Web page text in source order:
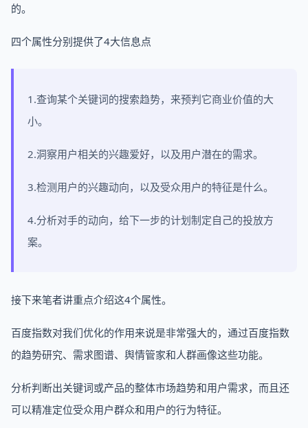
的。
四个属性分别提供了4大信息点
1.查询某个关键词的搜索趋势，来预判它商业价值的大
小。
2.洞察用户相关的兴趣爱好，以及用户潜在的需求。
3.检测用户的兴趣动向，以及受众用户的特征是什么。
4.分析对手的动向，给下一步的计划制定自己的投放方
案。
接下来笔者讲重点介绍这4个属性。
百度指数对我们优化的作用来说是非常强大的，通过百度指数
的趋势研究、需求图谱、舆情管家和人群画像这些功能。
分析判断出关键词或产品的整体市场趋势和用户需求，而且还
可以精准定位受众用户群众和用户的行为特征。